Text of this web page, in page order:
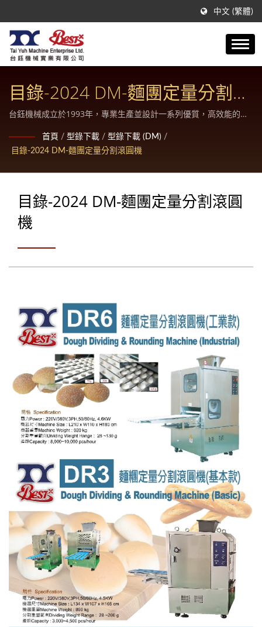
中文 (繁體)
目錄-2024 DM-麵團定量分割滾
圓機
台鈺機械成立於1993年，專業生產並設計一系列優質，高效能的各
首頁 / 型錄下載 / 型錄下載 (DM) /
目錄-2024 DM-麵團定量分割滾圓機
目錄-2024 DM-麵團定量分割滾圓
機